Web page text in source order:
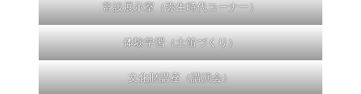
常設展示室（弥生時代コーナー）
体験学習（土笛づくり）
文化財講座（講演会）